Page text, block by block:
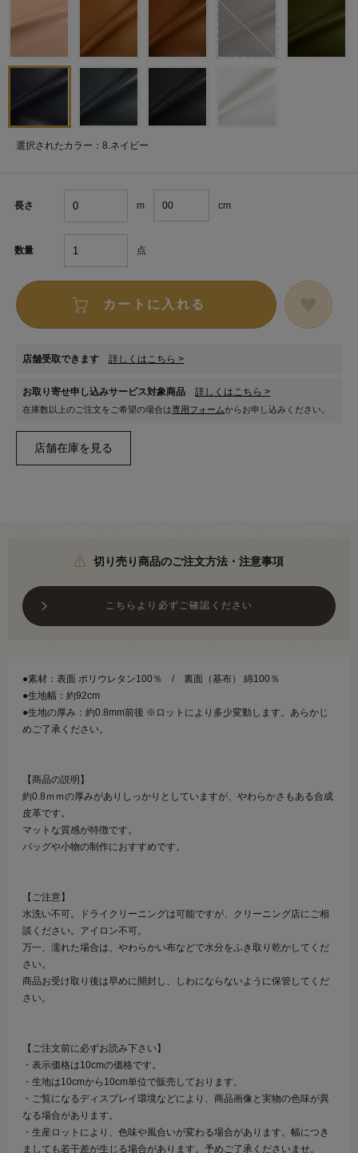
選択されたカラー：8.ネイビー
長さ m cm
数量 点
カートに入れる
店舗受取できます 詳しくはこちら >
お取り寄せ申し込みサービス対象商品 詳しくはこちら >
在庫数以上のご注文をご希望の場合は専用フォームからお申し込みください。
切り売り商品のご注文方法・注意事項
こちらより必ずご確認ください
●素材：表面 ポリウレタン100％ / 裏面（基布） 綿100％
●生地幅：約92cm
●生地の厚み：約0.8mm前後 ※ロットにより多少変動します。あらかじ
めご了承ください。
【商品の説明】
約0.8ｍｍの厚みがありしっかりとしていますが、やわらかさもある合成
皮革です。
マットな質感が特徴です。
バッグや小物の制作におすすめです。
【ご注意】
水洗い不可。ドライクリーニングは可能ですが、クリーニング店にご相
談ください。アイロン不可。
万一、濡れた場合は、やわらかい布などで水分をふき取り乾かしてくだ
さい。
商品お受け取り後は早めに開封し、しわにならないように保管してくだ
さい。
【ご注文前に必ずお読み下さい】
・表示価格は10cmの価格です。
・生地は10cmから10cm単位で販売しております。
・ご覧になるディスプレイ環境などにより、商品画像と実物の色味が異
なる場合があります。
・生産ロットにより、色味や風合いが変わる場合があります。幅につき
ましても若干差が生じる場合があります。予めご了承くださいませ。